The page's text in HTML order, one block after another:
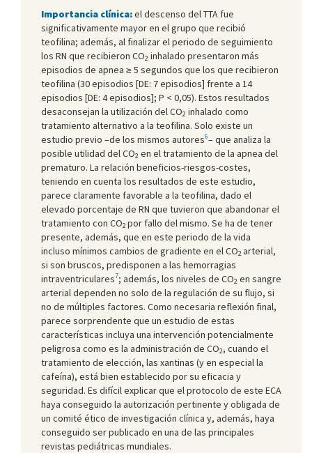
Importancia clínica:el descenso del TTA fue
significativamente mayor en el grupo que recibió
teofilina; además, al finalizar el periodo de seguimiento
los RN que recibieron CO2 inhalado presentaron más
episodios de apnea ≥ 5 segundos que los que recibieron
teofilina (30 episodios [DE: 7 episodios] frente a 14
episodios [DE: 4 episodios]; P < 0,05). Estos resultados
desaconsejan la utilización del CO2 inhalado como
tratamiento alternativo a la teofilina. Solo existe un
estudio previo –de los mismos autores6– que analiza la
posible utilidad del CO2 en el tratamiento de la apnea del
prematuro. La relación beneficios-riesgos-costes,
teniendo en cuenta los resultados de este estudio,
parece claramente favorable a la teofilina, dado el
elevado porcentaje de RN que tuvieron que abandonar el
tratamiento con CO2por fallo del mismo. Se ha de tener
presente, además, que en este periodo de la vida
incluso mínimos cambios de gradiente en el CO2arterial,
si son bruscos, predisponen a las hemorragias
intraventriculares7; además, los niveles de CO2 en sangre
arterial dependen no solo de la regulación de su flujo, si
no de múltiples factores. Como necesaria reflexión final,
parece sorprendente que un estudio de estas
características incluya una intervención potencialmente
peligrosa como es la administración de CO2, cuando el
tratamiento de elección, las xantinas (y en especial la
cafeína), está bien establecido por su eficacia y
seguridad. Es difícil explicar que el protocolo de este ECA
haya conseguido la autorización pertinente y obligada de
un comité ético de investigación clínica y, además, haya
conseguido ser publicado en una de las principales
revistas pediátricas mundiales.